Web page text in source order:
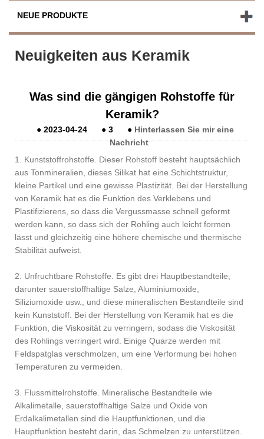
NEUE PRODUKTE
Neuigkeiten aus Keramik
Was sind die gängigen Rohstoffe für
Keramik?
● 2023-04-24 ● 3 ● Hinterlassen Sie mir eine
Nachricht
1. Kunststoffrohstoffe. Dieser Rohstoff besteht hauptsächlich
aus Tonmineralien, dieses Silikat hat eine Schichtstruktur,
kleine Partikel und eine gewisse Plastizität. Bei der Herstellung
von Keramik hat es die Funktion des Verklebens und
Plastifizierens, so dass die Vergussmasse schnell geformt
werden kann, so dass sich der Rohling auch leicht formen
lässt und gleichzeitig eine höhere chemische und thermische
Stabilität aufweist.
2. Unfruchtbare Rohstoffe. Es gibt drei Hauptbestandteile,
darunter sauerstoffhaltige Salze, Aluminiumoxide,
Siliziumoxide usw., und diese mineralischen Bestandteile sind
kein Kunststoff. Bei der Herstellung von Keramik hat es die
Funktion, die Viskosität zu verringern, sodass die Viskosität
des Rohlings verringert wird. Einige Quarze werden mit
Feldspatglas verschmolzen, um eine Verformung bei hohen
Temperaturen zu vermeiden.
3. Flussmittelrohstoffe. Mineralische Bestandteile wie
Alkalimetalle, sauerstoffhaltige Salze und Oxide von
Erdalkalimetallen sind die Hauptfunktionen, und die
Hauptfunktion besteht darin, das Schmelzen zu unterstützen.